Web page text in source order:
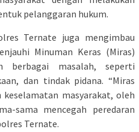
pelanggaran hukum.
Ternate juga mengimbau
Minuman Keras (Miras)
berbagai masalah, seperti
dan tindak pidana. “Miras
masyarakat, oleh
sama mencegah peredaran
Ternate.